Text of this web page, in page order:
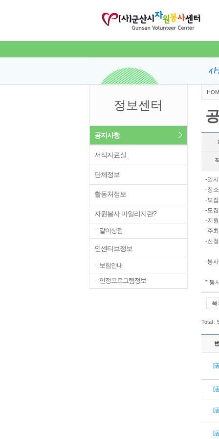
정보센터
공지사항
서식자료실
단체정보
활동처정보
자원봉사 마일리지란?
ㆍ 같이상점
인센티브정보
ㆍ 보험안내
ㆍ 인정프로그램정보
-일
-장
-모
-모
-지
-주
-신
2.
-봉
* 봉
Total :
[
[
[
[